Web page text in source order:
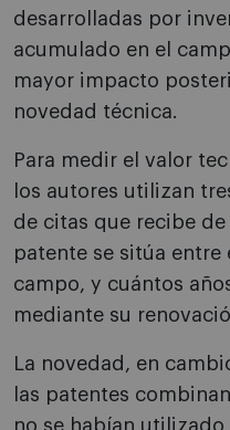
desarrolladas por
acumulado en el
mayor impacto
novedad técnica.
Para medir el valor
los autores utilizan
de citas que recibe
patente se sitúa entre
campo, y cuántos
mediante su
La novedad, en
las patentes
no se habían utilizado